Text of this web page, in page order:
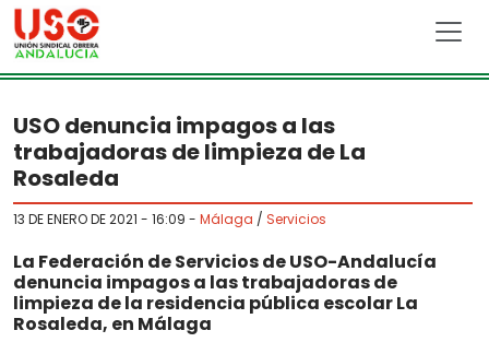
Skip to main content
USO denuncia impagos a las
trabajadoras de limpieza de La
Rosaleda
13 DE ENERO DE 2021 - 16:09 - Málaga / Servicios
La Federación de Servicios de USO-Andalucía
denuncia impagos a las trabajadoras de
limpieza de la residencia pública escolar La
Rosaleda, en Málaga